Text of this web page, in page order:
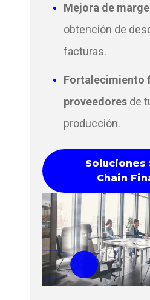
Mejora de
obtención de
facturas.
Fortalecimiento
proveedores de
producción.
Soluciones
Chain